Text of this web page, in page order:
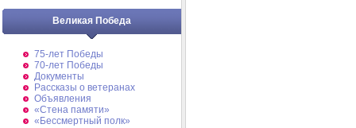
Великая Победа
75-лет Победы
70-лет Победы
Документы
Рассказы о ветеранах
Объявления
«Стена памяти»
«Бессмертный полк»